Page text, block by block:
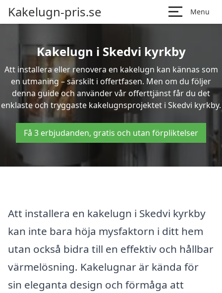
Kakelugn-pris.se Menu
Kakelugn i Skedvi kyrkby
Att installera eller renovera en kakelugn kan kännas som
en utmaning – särskilt i offertfasen. Men om du följer
denna guide och använder vår offerttjänst får du det
enklaste och tryggaste kakelugnsprojektet i Skedvi kyrkby.
Få 3 erbjudanden, gratis och utan förpliktelser
Att installera en kakelugn i Skedvi kyrkby
kan inte bara höja mysfaktorn i ditt hem
utan också bidra till en effektiv och hållbar
värmelösning. Kakelugnar är kända för
sin eleganta design och förmåga att